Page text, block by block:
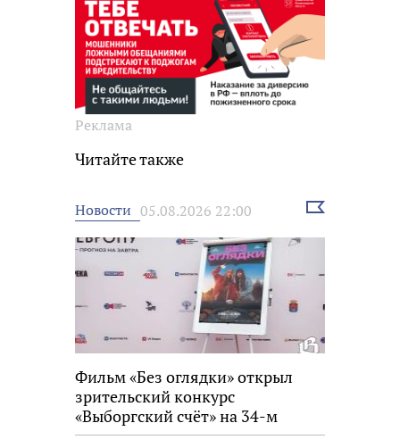
Реклама
Читайте также
Новости 05.08.2026 22:00
Выбрать
Фильм «Без оглядки» открыл
зрительский конкурс
«Выборгский счёт» на 34-м
фестивале «Окно в Европу»